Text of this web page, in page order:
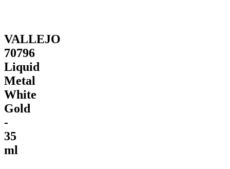
VALLEJO
70796
Liquid
Metal
White
Gold
-
35
ml